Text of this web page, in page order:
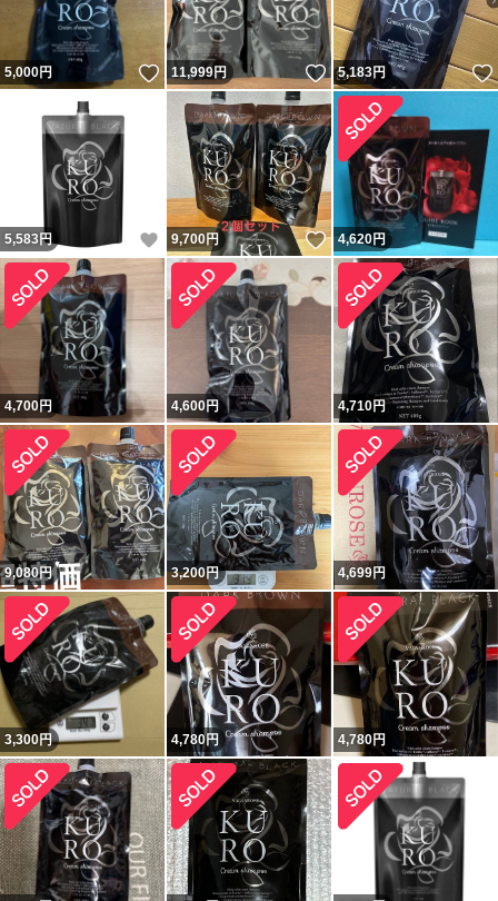
5,000円 いいね！
11,999円 いいね！
5,183円
5,583円 いいね！
9,700円 いいね！
4,620円
4,700円 4,600円 4,710円
9,080円 3,200円 4,699円
3,300円 4,780円 4,780円